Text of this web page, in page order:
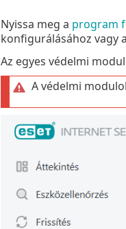
Nyissa meg a program
konfigurálásához vagy
Az egyes védelmi
A védelmi